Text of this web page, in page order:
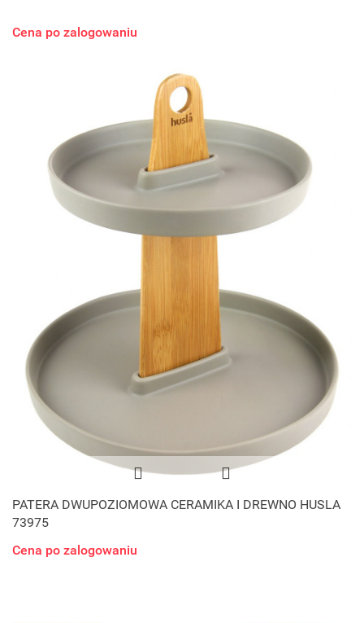
Cena po zalogowaniu
PATERA DWUPOZIOMOWA CERAMIKA I DREWNO HUSLA
73975
Cena po zalogowaniu